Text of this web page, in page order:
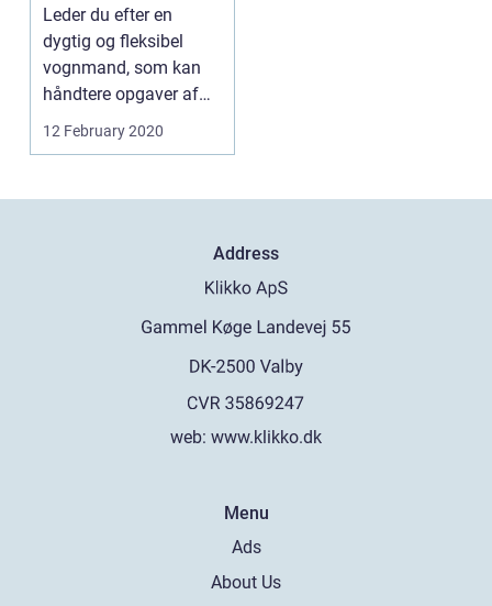
Leder du efter en
dygtig og fleksibel
vognmand, som kan
håndtere opgaver af
alle større...
12 February 2020
Address
web: www.klikko.dk
Menu
Ads
About Us